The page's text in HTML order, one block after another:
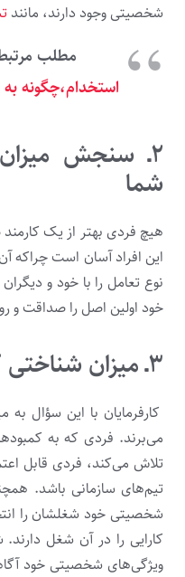
شخصیتی وجود دارند، مانند
مطلب
استخدام،چگونه
۲ـ سنجش
شما
هیچ فردی بهتر از یک
این افراد آسان است چراکه
نوع تعامل را با خود و
خود اولین اصل را صداقت و
۳ـ میزان شناختی که از خودتان دارید
کارفرمایان با این سؤال
می­‌برند. فردی که به
تلاش می‌کند، فردی قابل
تیم‌های سازمانی باشد.
شخصیتی خود شغلشان را
کارایی را در آن شغل
ویژگی­‌های شخصیتی خود